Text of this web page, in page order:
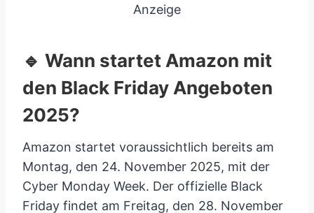
Anzeige
🔹 Wann startet Amazon mit
den Black Friday Angeboten
2025?
Amazon startet voraussichtlich bereits am
Montag, den 24. November 2025, mit der
Cyber Monday Week. Der offizielle Black
Friday findet am Freitag, den 28. November